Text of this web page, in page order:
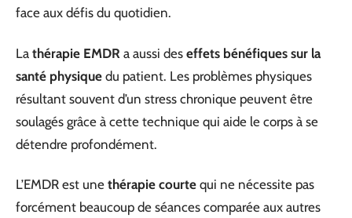
face aux défis du quotidien.
La thérapie EMDR a aussi des effets bénéfiques sur la
santé physique du patient. Les problèmes physiques
résultant souvent d’un stress chronique peuvent être
soulagés grâce à cette technique qui aide le corps à se
détendre profondément.
L’EMDR est une thérapie courte qui ne nécessite pas
forcément beaucoup de séances comparée aux autres